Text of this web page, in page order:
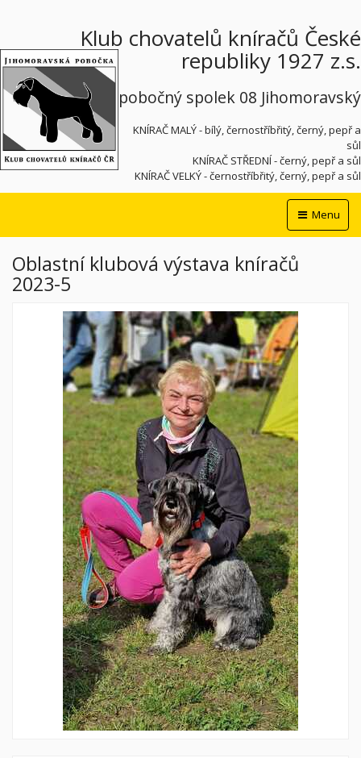
Klub chovatelů kníračů České
republiky 1927 z.s.
pobočný spolek 08 Jihomoravský
KNÍRAČ MALÝ - bílý, černostříbřitý, černý, pepř a
sůl
KNÍRAČ STŘEDNÍ - černý, pepř a sůl
KNÍRAČ VELKÝ - černostříbřitý, černý, pepř a sůl
Menu
Oblastní klubová výstava kníračů
2023-5